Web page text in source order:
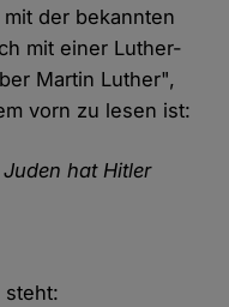
der bekannten
mit einer Luther-
Martin Luther",
vorn zu lesen ist:
hat Hitler
steht: